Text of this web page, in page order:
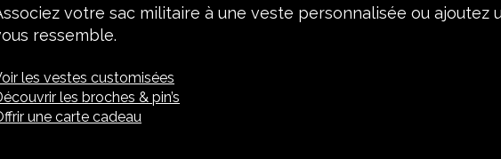
votre sac militaire à une veste personnalisée ou
ressemble.
les vestes customisées
les broches & pin’s
une carte cadeau